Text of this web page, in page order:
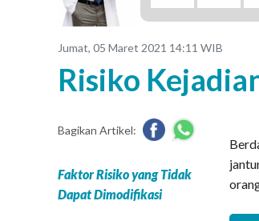
Jumat, 05 Maret 2021 14:11 WIB
Risiko
Bagikan Artikel:
Faktor Risiko yang Tidak
Dapat Dimodifikasi